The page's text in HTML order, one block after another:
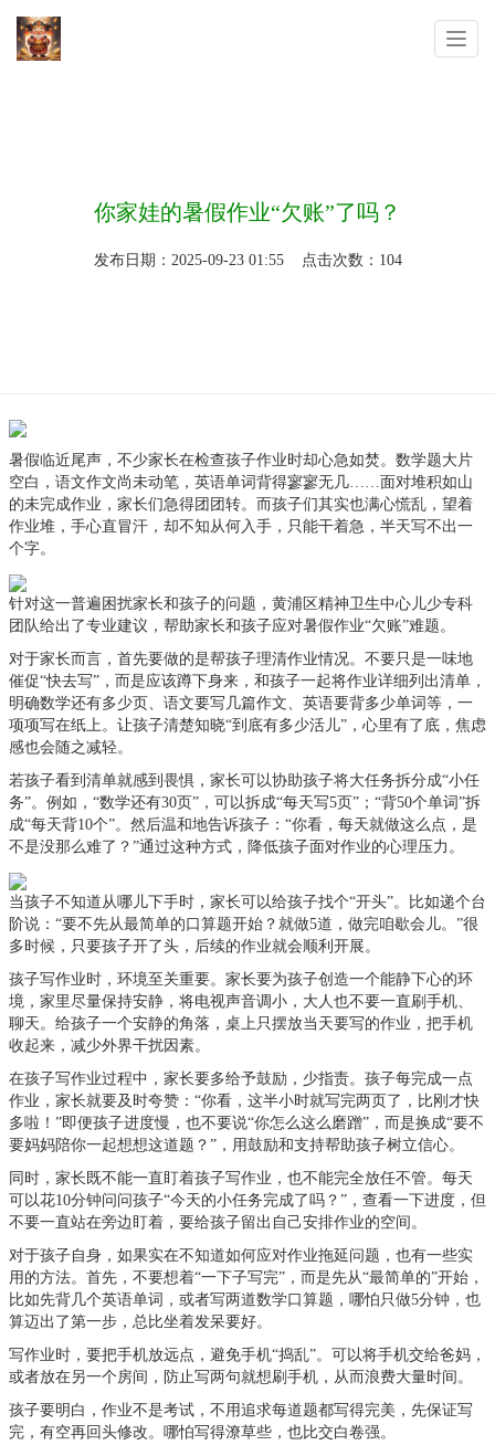
你家娃的暑假作业“欠账”了吗？
发布日期：2025-09-23 01:55 点击次数：104
暑假临近尾声，不少家长在检查孩子作业时却心急如焚。数学题大片
空白，语文作文尚未动笔，英语单词背得寥寥无几……面对堆积如山
的未完成作业，家长们急得团团转。而孩子们其实也满心慌乱，望着
作业堆，手心直冒汗，却不知从何入手，只能干着急，半天写不出一
个字。
针对这一普遍困扰家长和孩子的问题，黄浦区精神卫生中心儿少专科
团队给出了专业建议，帮助家长和孩子应对暑假作业“欠账”难题。
对于家长而言，首先要做的是帮孩子理清作业情况。不要只是一味地
催促“快去写”，而是应该蹲下身来，和孩子一起将作业详细列出清单，
明确数学还有多少页、语文要写几篇作文、英语要背多少单词等，一
项项写在纸上。让孩子清楚知晓“到底有多少活儿”，心里有了底，焦虑
感也会随之减轻。
若孩子看到清单就感到畏惧，家长可以协助孩子将大任务拆分成“小任
务”。例如，“数学还有30页”，可以拆成“每天写5页”；“背50个单词”拆
成“每天背10个”。然后温和地告诉孩子：“你看，每天就做这么点，是
不是没那么难了？”通过这种方式，降低孩子面对作业的心理压力。
当孩子不知道从哪儿下手时，家长可以给孩子找个“开头”。比如递个台
阶说：“要不先从最简单的口算题开始？就做5道，做完咱歇会儿。”很
多时候，只要孩子开了头，后续的作业就会顺利开展。
孩子写作业时，环境至关重要。家长要为孩子创造一个能静下心的环
境，家里尽量保持安静，将电视声音调小，大人也不要一直刷手机、
聊天。给孩子一个安静的角落，桌上只摆放当天要写的作业，把手机
收起来，减少外界干扰因素。
在孩子写作业过程中，家长要多给予鼓励，少指责。孩子每完成一点
作业，家长就要及时夸赞：“你看，这半小时就写完两页了，比刚才快
多啦！”即便孩子进度慢，也不要说“你怎么这么磨蹭”，而是换成“要不
要妈妈陪你一起想想这道题？”，用鼓励和支持帮助孩子树立信心。
同时，家长既不能一直盯着孩子写作业，也不能完全放任不管。每天
可以花10分钟问问孩子“今天的小任务完成了吗？”，查看一下进度，但
不要一直站在旁边盯着，要给孩子留出自己安排作业的空间。
对于孩子自身，如果实在不知道如何应对作业拖延问题，也有一些实
用的方法。首先，不要想着“一下子写完”，而是先从“最简单的”开始，
比如先背几个英语单词，或者写两道数学口算题，哪怕只做5分钟，也
算迈出了第一步，总比坐着发呆要好。
写作业时，要把手机放远点，避免手机“捣乱”。可以将手机交给爸妈，
或者放在另一个房间，防止写两句就想刷手机，从而浪费大量时间。
孩子要明白，作业不是考试，不用追求每道题都写得完美，先保证写
完，有空再回头修改。哪怕写得潦草些，也比交白卷强。